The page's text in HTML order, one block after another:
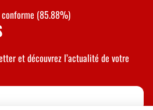
(85.88%)
et découvrez l’actualité de votre